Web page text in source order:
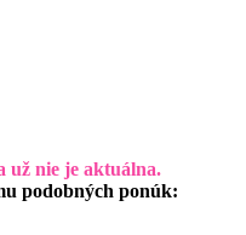
už nie je aktuálna.
podobných ponúk: